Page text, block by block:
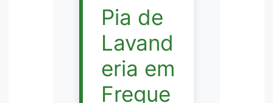
Pia de
Lavand
eria em
Fregue